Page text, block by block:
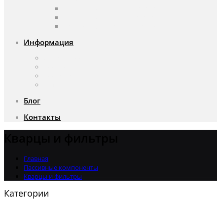
Информация
Блог
Контакты
Главная
Пассивные компоненты
Кварцы и фильтры
Категории